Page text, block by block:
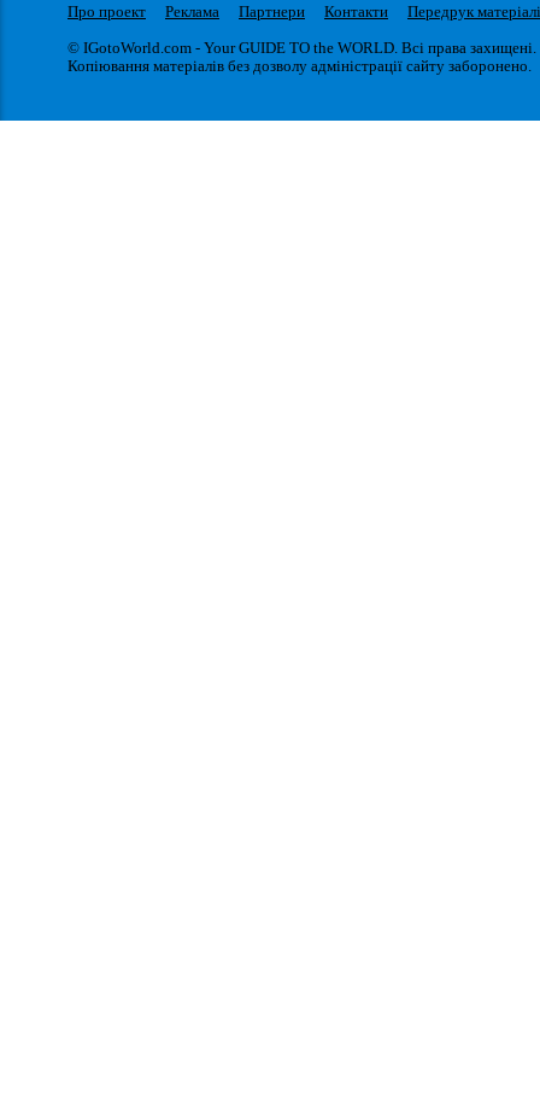
Про проект Реклама Партнери Контакти
Передрук
© IGotoWorld.com - Your GUIDE TO the WORLD. Всі права захищені.
Копіювання матеріалів без дозволу адміністрації сайту заборонено.